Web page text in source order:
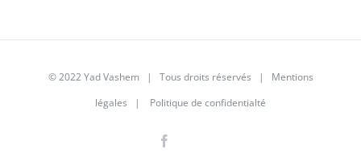
© 2022 Yad Vashem | Tous droits réservés | Mentions
légales | Politique de confidentialté